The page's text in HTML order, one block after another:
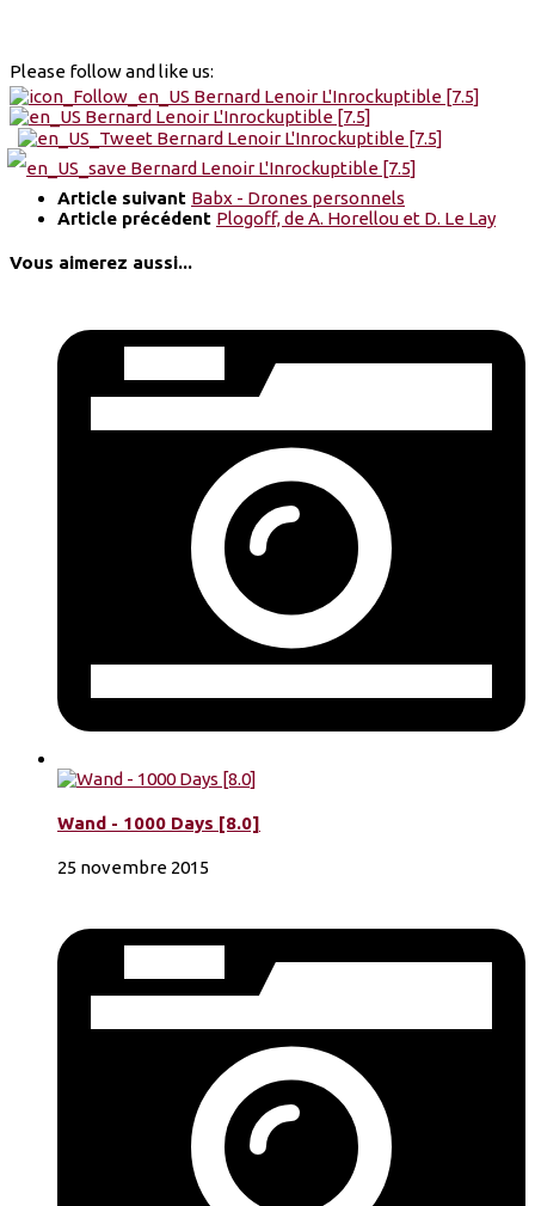
Please follow and like us:
Article suivant Babx - Drones personnels
Article précédent Plogoff, de A. Horellou et D. Le Lay
Vous aimerez aussi...
Wand - 1000 Days [8.0]
25 novembre 2015